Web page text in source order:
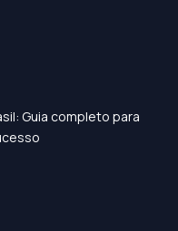
Guia completo para